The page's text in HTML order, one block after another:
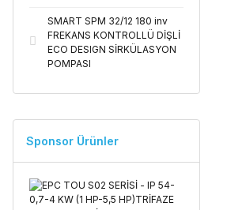
SMART SPM 32/12 180 inv
FREKANS KONTROLLÜ DİŞLİ
ECO DESIGN SİRKÜLASYON
POMPASI
Sponsor Ürünler